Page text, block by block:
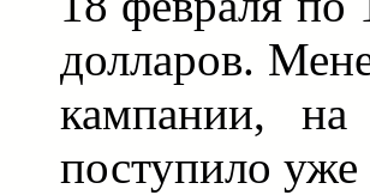
долларов.
кампании, на
поступило уже